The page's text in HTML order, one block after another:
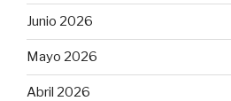
Junio 2026
Mayo 2026
Abril 2026